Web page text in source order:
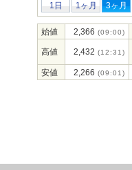
1日 1ヶ月 3ヶ月
始値 2,366 (09:00)
高値 2,432 (12:31)
安値 2,266 (09:01)